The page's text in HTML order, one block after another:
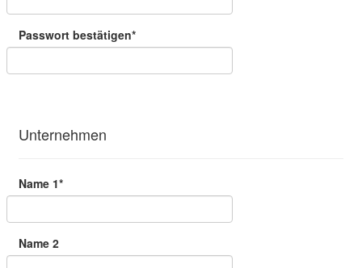
Passwort bestätigen*
Unternehmen
Name 1*
Name 2